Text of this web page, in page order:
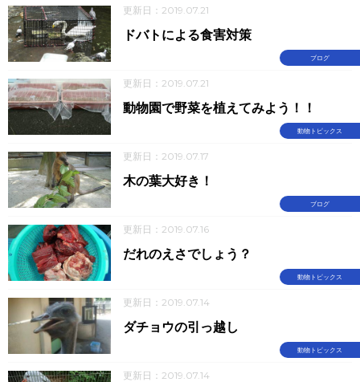
更新日：2019.07.21
ブログ
ドバトによる食害対策
更新日：2019.07.21
動物トピックス
動物園で野菜を植えてみよう！！
更新日：2019.07.17
ブログ
木の葉大好き！
更新日：2019.07.16
動物トピックス
だれのえさでしょう？
更新日：2019.07.14
動物トピックス
ダチョウの引っ越し
更新日：2019.07.14